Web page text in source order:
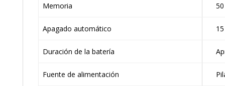
Memoria
Apagado automático
Duración de la batería
Fuente de alimentación